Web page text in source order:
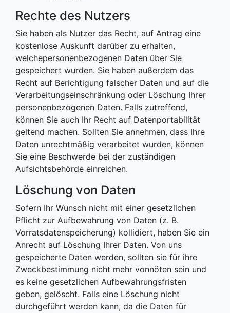
Rechte des Nutzers
Sie haben als Nutzer das Recht, auf Antrag eine
kostenlose Auskunft darüber zu erhalten,
welchepersonenbezogenen Daten über Sie
gespeichert wurden. Sie haben außerdem das
Recht auf Berichtigung falscher Daten und auf die
Verarbeitungseinschränkung oder Löschung Ihrer
personenbezogenen Daten. Falls zutreffend,
können Sie auch Ihr Recht auf Datenportabilität
geltend machen. Sollten Sie annehmen, dass Ihre
Daten unrechtmäßig verarbeitet wurden, können
Sie eine Beschwerde bei der zuständigen
Aufsichtsbehörde einreichen.
Löschung von Daten
Sofern Ihr Wunsch nicht mit einer gesetzlichen
Pflicht zur Aufbewahrung von Daten (z. B.
Vorratsdatenspeicherung) kollidiert, haben Sie ein
Anrecht auf Löschung Ihrer Daten. Von uns
gespeicherte Daten werden, sollten sie für ihre
Zweckbestimmung nicht mehr vonnöten sein und
es keine gesetzlichen Aufbewahrungsfristen
geben, gelöscht. Falls eine Löschung nicht
durchgeführt werden kann, da die Daten für